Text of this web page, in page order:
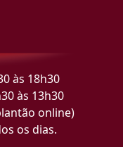
às 18h30
às 13h30
online)
os dias.